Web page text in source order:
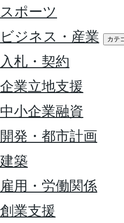
スポーツ
ビジネス・産業
カテ
入札・契約
企業立地支援
中小企業融資
開発・都市計画
建築
雇用・労働関係
創業支援